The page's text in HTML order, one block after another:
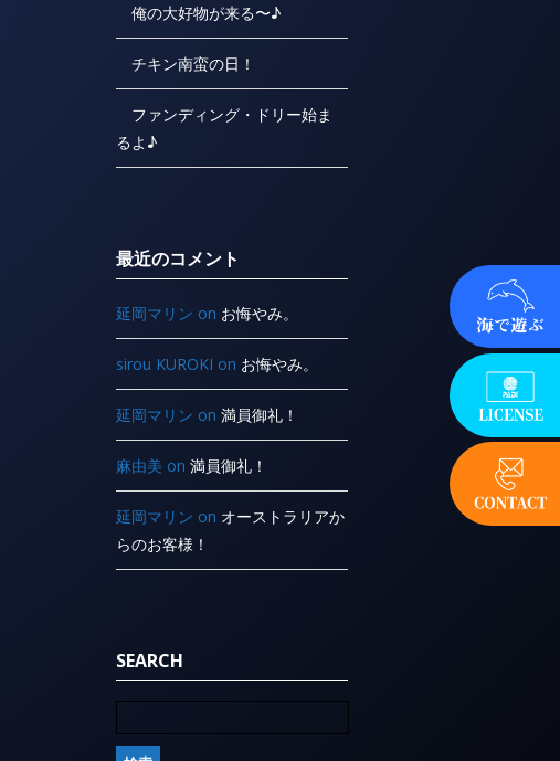
俺の大好物が来る〜♪
チキン南蛮の日！
ファンディング・ドリー始ま
るよ♪
最近のコメント
延岡マリン on お悔やみ。
sirou KUROKI on お悔やみ。
延岡マリン on満員御礼！
麻由美 on満員御礼！
延岡マリン on オーストラリアか
らのお客様！
SEARCH